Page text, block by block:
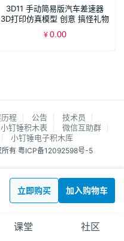
立即购买 加入购物车
3D11 手动简易版汽车差速器
3D打印仿真模型 创意 搞怪礼物
摆件教学
¥ 0.00
程 公告
技术员
小钉锤积木表
微信互助群
小钉锤电子积木库
有 粤ICP备12092598号-5
课堂 社区